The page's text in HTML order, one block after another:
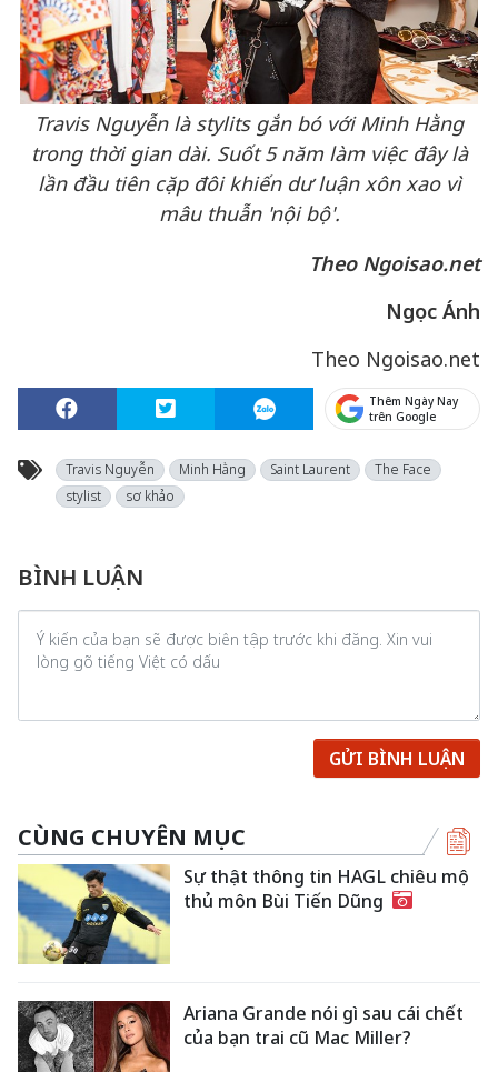
Travis Nguyễn là stylits gắn bó với Minh Hằng
trong thời gian dài. Suốt 5 năm làm việc đây là
lần đầu tiên cặp đôi khiến dư luận xôn xao vì
mâu thuẫn 'nội bộ'.
Theo Ngoisao.net
Ngọc Ánh
Theo Ngoisao.net
Thêm Ngày Nay
trên Google
Travis Nguyễn Minh Hằng Saint Laurent
The Face
stylist
sơ khảo
BÌNH LUẬN
GỬI BÌNH LUẬN
CÙNG CHUYÊN MỤC
Sự thật thông tin HAGL chiêu mộ
thủ môn Bùi Tiến Dũng
Ariana Grande nói gì sau cái chết
của bạn trai cũ Mac Miller?